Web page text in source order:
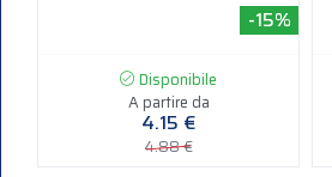
-15%
Disponibile
A partire da
4.15 €
4.88 €